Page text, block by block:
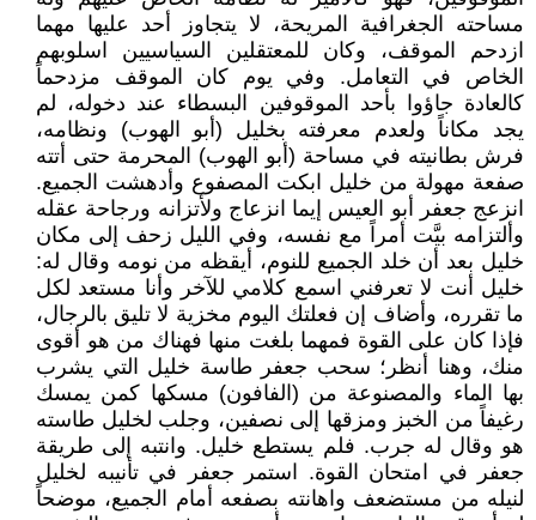
مساحته الجغرافية المريحة، لا يتجاوز أحد عليها مهما
ازدحم الموقف، وكان للمعتقلين السياسيين اسلوبهم
الخاص في التعامل. وفي يوم كان الموقف مزدحماً
كالعادة جاؤوا بأحد الموقوفين البسطاء عند دخوله، لم
يجد مكاناً ولعدم معرفته بخليل (أبو الهوب) ونظامه،
فرش بطانيته في مساحة (أبو الهوب) المحرمة حتى أتته
صفعة مهولة من خليل ابكت المصفوع وأدهشت الجميع.
انزعج جعفر أبو العيس إيما انزعاج ولأتزانه ورجاحة عقله
وألتزامه بيَّت أمراً مع نفسه، وفي الليل زحف إلى مكان
خليل بعد أن خلد الجميع للنوم، أيقظه من نومه وقال له:
خليل أنت لا تعرفني اسمع كلامي للآخر وأنا مستعد لكل
ما تقرره، وأضاف إن فعلتك اليوم مخزية لا تليق بالرجال،
فإذا كان على القوة فمهما بلغت منها فهناك من هو أقوى
منك، وهنا أنظر؛ سحب جعفر طاسة خليل التي يشرب
بها الماء والمصنوعة من (الفافون) مسكها كمن يمسك
رغيفاً من الخبز ومزقها إلى نصفين، وجلب لخليل طاسته
هو وقال له جرب. فلم يستطع خليل. وانتبه إلى طريقة
جعفر في امتحان القوة. استمر جعفر في تأنيبه لخليل
لنيله من مستضعف واهانته بصفعه أمام الجميع، موضحاً